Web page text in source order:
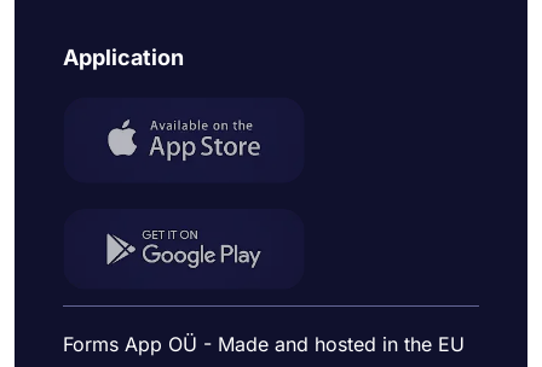
Application
Forms App OÜ - Made and hosted in the EU